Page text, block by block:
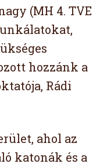
(MH 4. TVE
hozzánk a
Rádi
ahol az
katonák és a